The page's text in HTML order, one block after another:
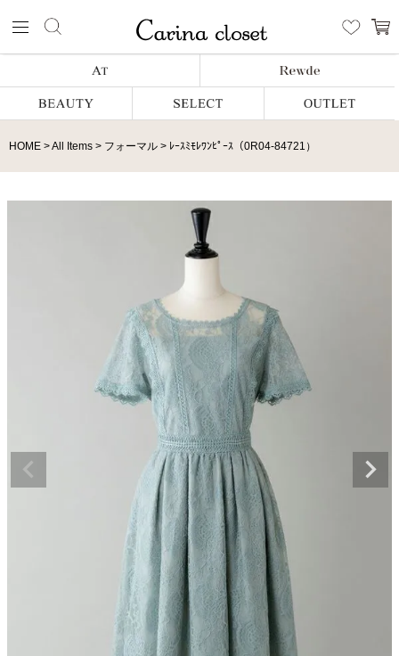
HOME All Items フォーマル ﾚｰｽﾐﾓﾚﾜﾝﾋﾟｰｽ（0R04-84721）